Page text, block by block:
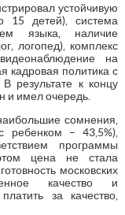
устойчивую
15 детей), система
языка, наличие
логопед), комплекс
на
кадровая политика с
В результате к концу
и имел очередь.
сомнения,
ребенком – 43,5%),
программы
цена не стала
московских
качество и
за качество,